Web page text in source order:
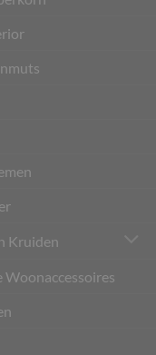
Kruiden
Woonaccessoires